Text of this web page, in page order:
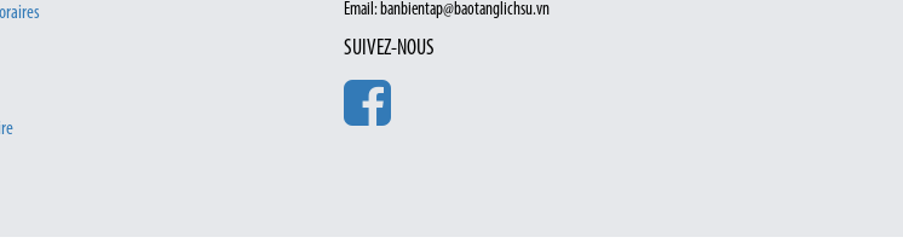
Email: banbientap@baotanglichsu.vn
SUIVEZ-NOUS